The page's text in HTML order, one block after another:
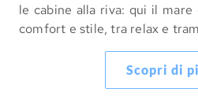
le cabine alla riva: qui il
comfort e stile, tra relax e
Scopri di